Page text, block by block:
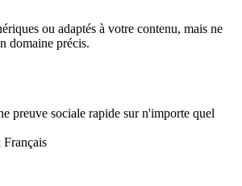
ou adaptés à votre contenu, mais ne
domaine précis.
preuve sociale rapide sur n'importe quel